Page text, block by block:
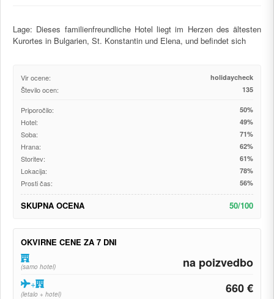
Lage: Dieses familienfreundliche Hotel liegt im Herzen des ältesten
Kurortes in Bulgarien, St. Konstantin und Elena, und befindet sich
Vir ocene: holidaycheck
Število ocen: 135
Priporočilo: 50%
Hotel: 49%
Soba: 71%
Hrana: 62%
Storitev: 61%
Lokacija: 78%
Prosti čas: 56%
SKUPNA OCENA 50/100
OKVIRNE CENE ZA 7 DNI
(samo hotel) na poizvedbo
+
(letalo + hotel) 660 €